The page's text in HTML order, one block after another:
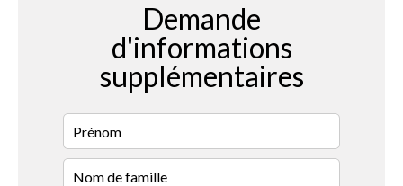
Demande
d'informations
supplémentaires